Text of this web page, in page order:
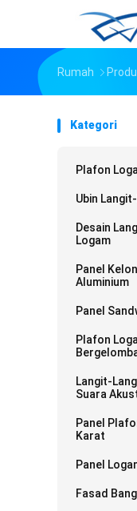
Rumah
Kategori
Plafon
Ubin
Desain
Logam
Panel
Aluminium
Panel
Plafon
Langit-
Suara
Panel
Karat
Panel
Fasad